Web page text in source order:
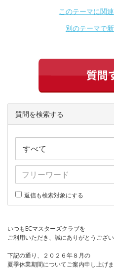
このテーマに関
別のテーマで
質問を検索する
返信も検索対象にする
いつもECマスターズクラブを
ご利用いただき、誠にありがとうござい
下記の通り、２０２６年８月の
夏季休業期間についてご案内申し上げま